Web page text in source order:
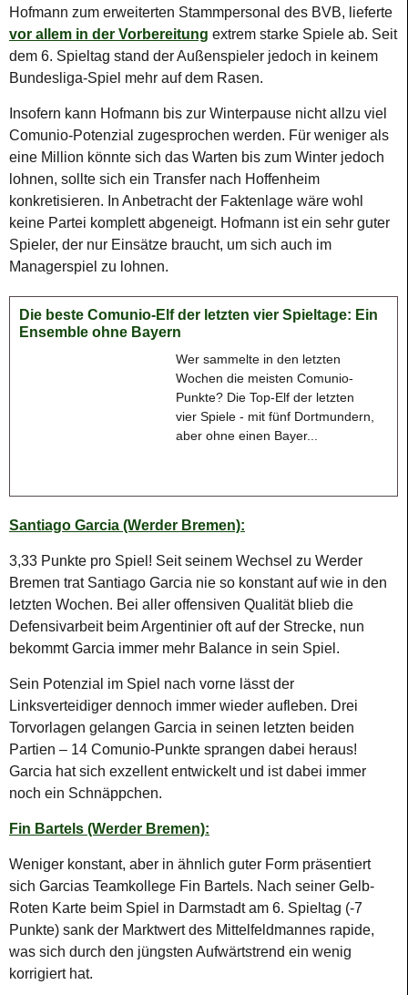
Hofmann zum erweiterten Stammpersonal des BVB, lieferte
vor allem in der Vorbereitung extrem starke Spiele ab. Seit
dem 6. Spieltag stand der Außenspieler jedoch in keinem
Bundesliga-Spiel mehr auf dem Rasen.
Insofern kann Hofmann bis zur Winterpause nicht allzu viel
Comunio-Potenzial zugesprochen werden. Für weniger als
eine Million könnte sich das Warten bis zum Winter jedoch
lohnen, sollte sich ein Transfer nach Hoffenheim
konkretisieren. In Anbetracht der Faktenlage wäre wohl
keine Partei komplett abgeneigt. Hofmann ist ein sehr guter
Spieler, der nur Einsätze braucht, um sich auch im
Managerspiel zu lohnen.
Die beste Comunio-Elf der letzten vier Spieltage: Ein
Ensemble ohne Bayern
Wer sammelte in den letzten
Wochen die meisten Comunio-
Punkte? Die Top-Elf der letzten
vier Spiele - mit fünf Dortmundern,
aber ohne einen Bayer...
Santiago Garcia (Werder Bremen):
3,33 Punkte pro Spiel! Seit seinem Wechsel zu Werder
Bremen trat Santiago Garcia nie so konstant auf wie in den
letzten Wochen. Bei aller offensiven Qualität blieb die
Defensivarbeit beim Argentinier oft auf der Strecke, nun
bekommt Garcia immer mehr Balance in sein Spiel.
Sein Potenzial im Spiel nach vorne lässt der
Linksverteidiger dennoch immer wieder aufleben. Drei
Torvorlagen gelangen Garcia in seinen letzten beiden
Partien – 14 Comunio-Punkte sprangen dabei heraus!
Garcia hat sich exzellent entwickelt und ist dabei immer
noch ein Schnäppchen.
Fin Bartels (Werder Bremen):
Weniger konstant, aber in ähnlich guter Form präsentiert
sich Garcias Teamkollege Fin Bartels. Nach seiner Gelb-
Roten Karte beim Spiel in Darmstadt am 6. Spieltag (-7
Punkte) sank der Marktwert des Mittelfeldmannes rapide,
was sich durch den jüngsten Aufwärtstrend ein wenig
korrigiert hat.